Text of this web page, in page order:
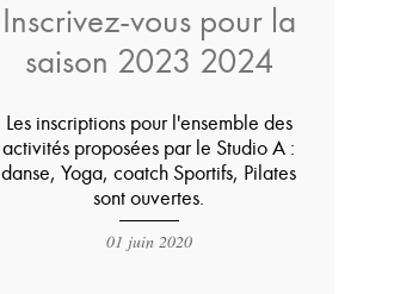
Inscrivez-vous pour la
saison 2023 2024
Les inscriptions pour l'ensemble des
activités proposées par le Studio A :
danse, Yoga, coatch Sportifs, Pilates
sont ouvertes.
01 juin 2020